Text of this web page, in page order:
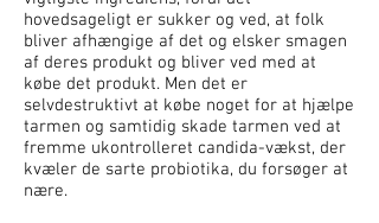
hovedsageligt er sukker og ved, at folk
bliver afhængige af det og elsker smagen
af deres produkt og bliver ved med at
købe det produkt. Men det er
selvdestruktivt at købe noget for at hjælpe
tarmen og samtidig skade tarmen ved at
fremme ukontrolleret candida-vækst, der
kvæler de sarte probiotika, du forsøger at
nære.